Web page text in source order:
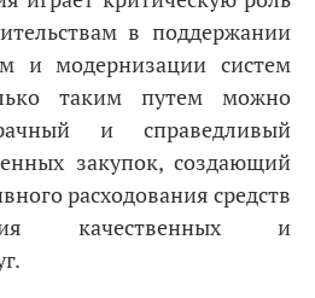
в поддержании
и модернизации систем
таким путем можно
и справедливый
закупок, создающий
расходования средств
качественных и